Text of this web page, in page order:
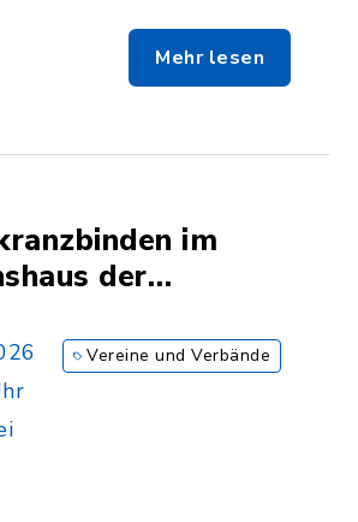
Mehr lesen
im
der
Vereine und Verbände